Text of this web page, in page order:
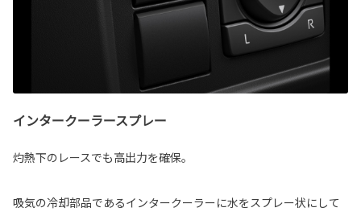
インタークーラースプレー
灼熱下のレースでも高出力を確保。
吸気の冷却部品であるインタークーラーに水をスプレー状にして